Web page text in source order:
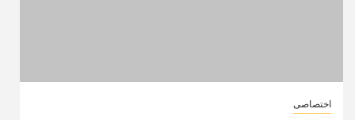
اختصاصی